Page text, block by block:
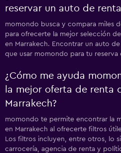
reservar un auto de
momondo busca y compara miles
para ofrecerte la mejor selección
en Marrakech. Encontrar un auto
que usar momondo para tu reserva
¿Cómo me ayuda
la mejor oferta de renta
Marrakech?
momondo te permite encontrar la
en Marrakech al ofrecerte filtros
Los filtros incluyen, entre otros, lo
carrocería, agencia de renta y